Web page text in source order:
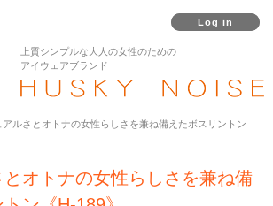
Log in
上質シンプルな大人の女性のための
アイウェアブランド
アルさとオトナの女性らしさを兼ね備えたボスリントン
とオトナの女性らしさを兼ね備